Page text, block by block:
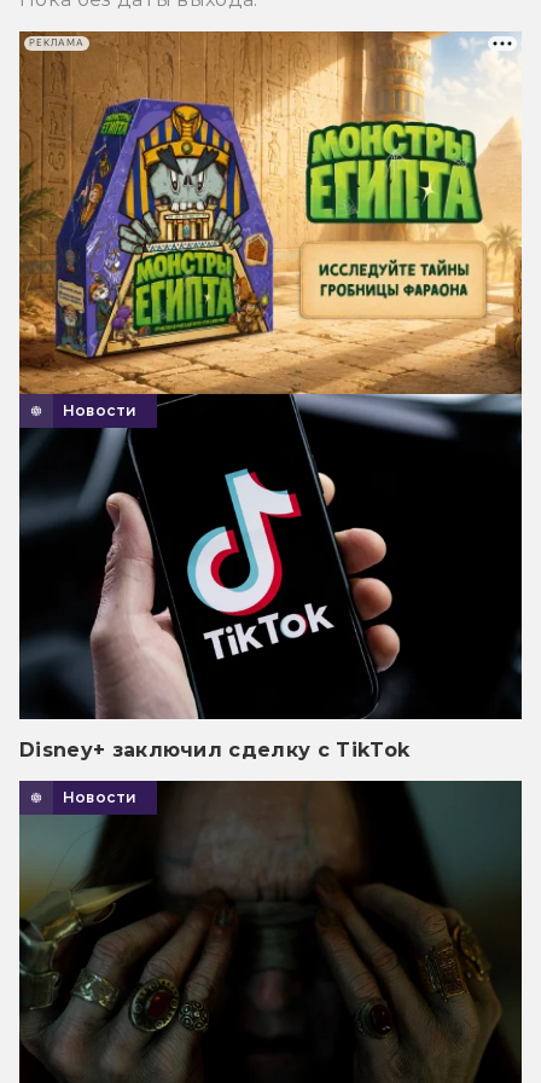
Новости
Disney+ заключил сделку с TikTok
Новости
РЕКЛАМА